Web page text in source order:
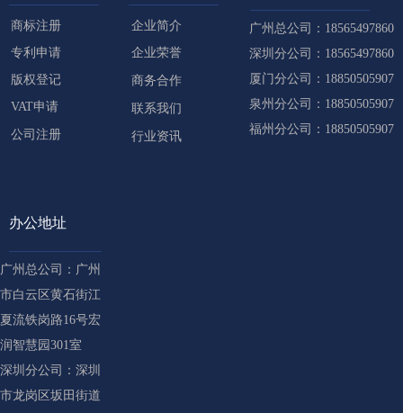
商标注册
专利申请
版权登记
VAT申请
公司注册
企业简介
企业荣誉
商务合作
联系我们
行业资讯
广州总公司：18565497860
深圳分公司：18565497860
厦门分公司：18850505907
泉州分公司：18850505907
福州分公司：18850505907
办公地址
广州总公司：广州
市白云区黄石街江
夏流铁岗路16号宏
润智慧园301室
深圳分公司：深圳
市龙岗区坂田街道